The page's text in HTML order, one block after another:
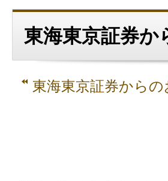
東海東京証券か
東海東京証券から